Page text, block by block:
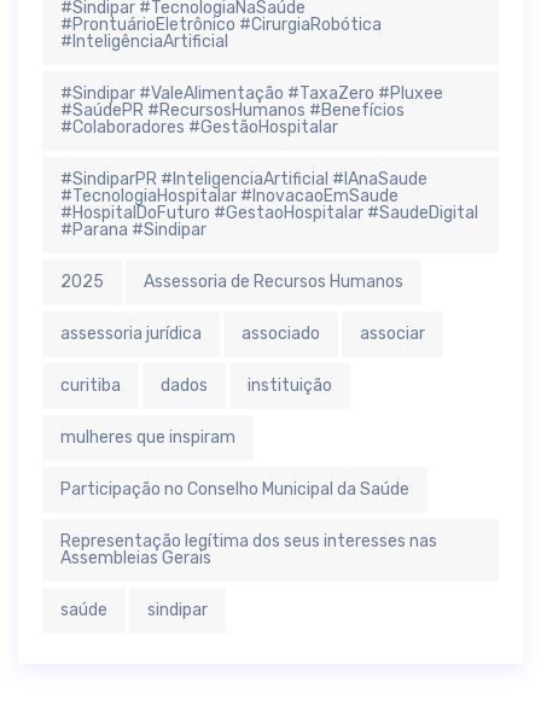
#Sindipar #TecnologiaNaSaúde
#ProntuárioEletrônico #CirurgiaRobótica
#InteligênciaArtificial
#Sindipar #ValeAlimentação #TaxaZero #Pluxee
#SaúdePR #RecursosHumanos #Benefícios
#Colaboradores #GestãoHospitalar
#SindiparPR #InteligenciaArtificial #IAnaSaude
#TecnologiaHospitalar #InovacaoEmSaude
#HospitalDoFuturo #GestaoHospitalar #SaudeDigital
#Parana #Sindipar
2025 Assessoria de Recursos Humanos
assessoria jurídica associado associar
curitiba dados instituição
mulheres que inspiram
Participação no Conselho Municipal da Saúde
Representação legítima dos seus interesses nas
Assembleias Gerais
saúde sindipar